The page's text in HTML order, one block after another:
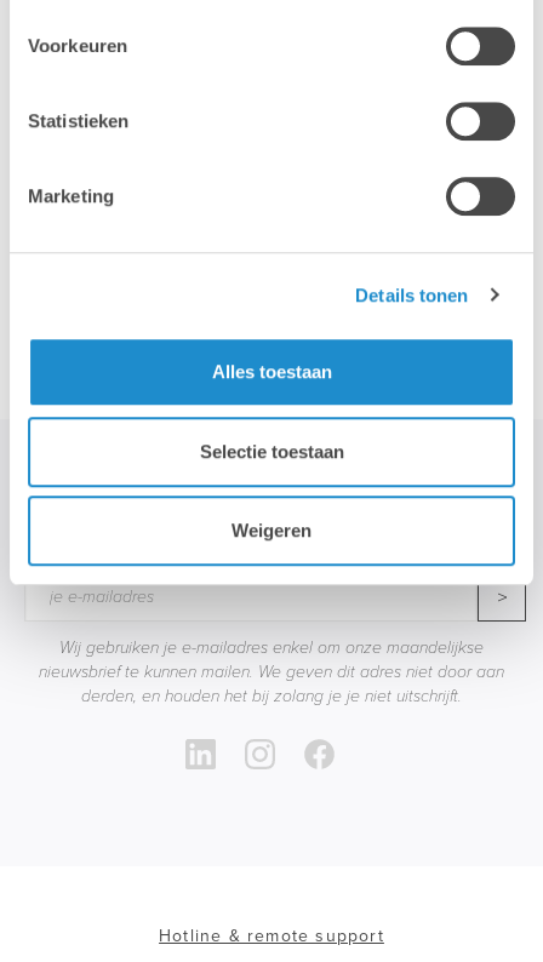
Voorkeuren
Statistieken
Marketing
Details tonen
Alles toestaan
Selectie toestaan
Weigeren
STAY TUNED!
>
Wij gebruiken je e-mailadres enkel om onze maandelijkse
nieuwsbrief te kunnen mailen. We geven dit adres niet door aan
derden, en houden het bij zolang je je niet uitschrijft.
Hotline & remote support